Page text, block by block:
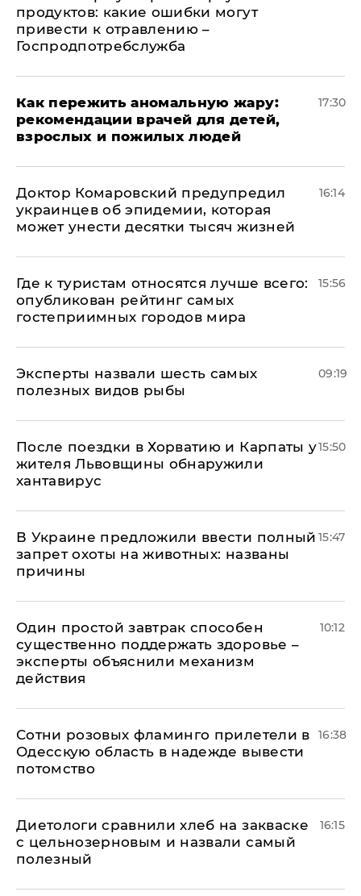
продуктов: какие ошибки могут
привести к отравлению –
Госпродпотребслужба
Как пережить аномальную жару:
рекомендации врачей для детей,
взрослых и пожилых людей
17:30
Доктор Комаровский предупредил
украинцев об эпидемии, которая
может унести десятки тысяч жизней
16:14
Где к туристам относятся лучше всего:
опубликован рейтинг самых
гостеприимных городов мира
15:56
Эксперты назвали шесть самых
полезных видов рыбы
09:19
После поездки в Хорватию и Карпаты у
жителя Львовщины обнаружили
хантавирус
15:50
В Украине предложили ввести полный
запрет охоты на животных: названы
причины
15:47
Один простой завтрак способен
существенно поддержать здоровье –
эксперты объяснили механизм
действия
10:12
Сотни розовых фламинго прилетели в
Одесскую область в надежде вывести
потомство
16:38
Диетологи сравнили хлеб на закваске
с цельнозерновым и назвали самый
полезный
16:15